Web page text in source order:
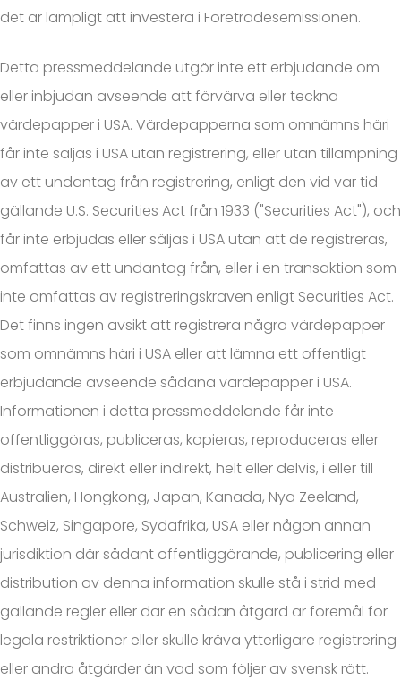
det är lämpligt att investera i Företrädesemissionen.
Detta pressmeddelande utgör inte ett erbjudande om
eller inbjudan avseende att förvärva eller teckna
värdepapper i USA. Värdepapperna som omnämns häri
får inte säljas i USA utan registrering, eller utan tillämpning
av ett undantag från registrering, enligt den vid var tid
gällande U.S. Securities Act från 1933 ("Securities Act"), och
får inte erbjudas eller säljas i USA utan att de registreras,
omfattas av ett undantag från, eller i en transaktion som
inte omfattas av registreringskraven enligt Securities Act.
Det finns ingen avsikt att registrera några värdepapper
som omnämns häri i USA eller att lämna ett offentligt
erbjudande avseende sådana värdepapper i USA.
Informationen i detta pressmeddelande får inte
offentliggöras, publiceras, kopieras, reproduceras eller
distribueras, direkt eller indirekt, helt eller delvis, i eller till
Australien, Hongkong, Japan, Kanada, Nya Zeeland,
Schweiz, Singapore, Sydafrika, USA eller någon annan
jurisdiktion där sådant offentliggörande, publicering eller
distribution av denna information skulle stå i strid med
gällande regler eller där en sådan åtgärd är föremål för
legala restriktioner eller skulle kräva ytterligare registrering
eller andra åtgärder än vad som följer av svensk rätt.